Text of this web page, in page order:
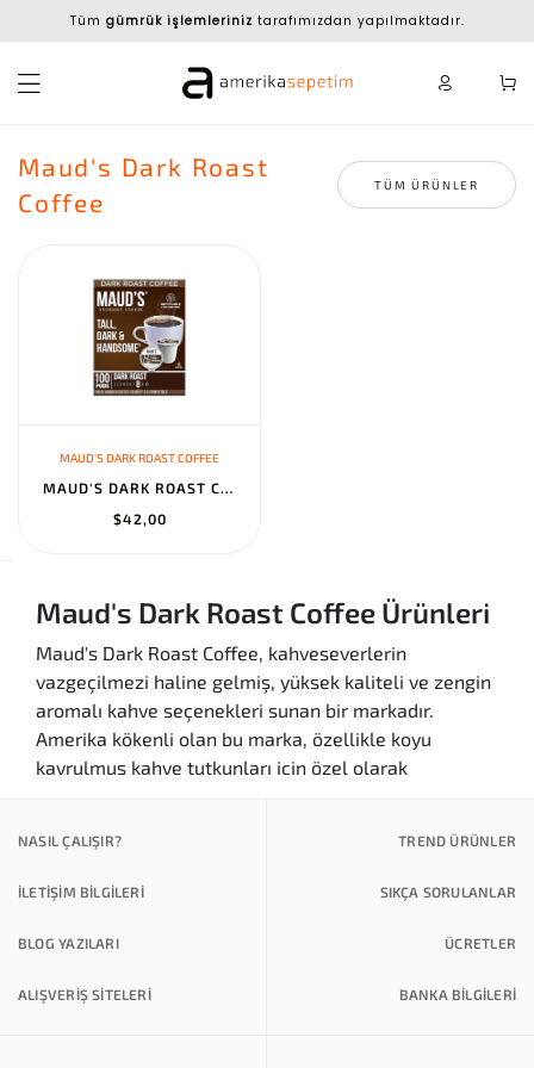
Tüm gümrük işlemleriniz tarafımızdan yapılmaktadır.
Maud's Dark Roast
Coffee
TÜM ÜRÜNLER
MAUD'S DARK ROAST COFFEE
MAUD'S DARK ROAST COFFEE PODS - 100% ARABICA, COMPATIBLE WITH KEU...
$42,00
Maud's Dark Roast Coffee Ürünleri
Maud's Dark Roast Coffee, kahveseverlerin
vazgeçilmezi haline gelmiş, yüksek kaliteli ve zengin
aromalı kahve seçenekleri sunan bir markadır.
Amerika kökenli olan bu marka, özellikle koyu
kavrulmuş kahve tutkunları için özel olarak
daha keyifli hale getirir. Maud's Dark Roast Coffee
Türkiye'de de kahveseverlerle buluşarak, kaliteli
Ürün Kategorileri
Maud's Dark Roast Coffee, geniş bir ürün yelpazesi
NASIL ÇALIŞIR? TREND ÜRÜNLER
İLETİŞİM BİLGİLERİ SIKÇA SORULANLAR
BLOG YAZILARI ÜCRETLER
ALIŞVERİŞ SİTELERİ BANKA BILGILERI